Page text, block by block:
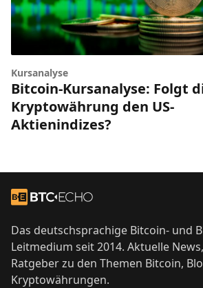
Kursanalyse
Bitcoin-Kursanalyse: Folgt
Kryptowährung den US-
Aktienindizes?
Zur Startseite
Das deutschsprachige Bitcoin- und
Leitmedium seit 2014. Aktuelle
Ratgeber zu den Themen Bitcoin,
Kryptowährungen.